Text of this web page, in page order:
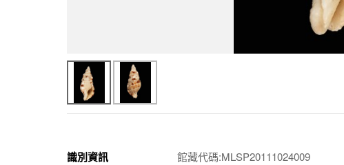
識別資訊 館藏代碼:MLSP20111024009